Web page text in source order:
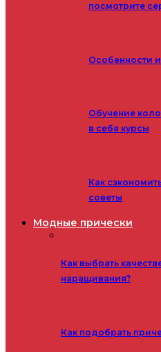
посмотрите
Особенности
Обучение
в себя курсы
Как
советы
Модные прически
Как выбрать
наращивания?
Как подобрать